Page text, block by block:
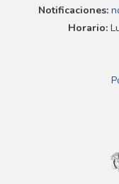
Notificaciones:
Horario: